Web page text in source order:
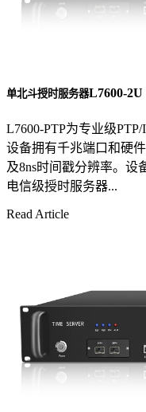
单北斗授时服务器L7600-
L7600-PTP为专业级
设备拥有千兆端口和硬
及8ns时间戳分辨率。设
电信级授时服务器...
Read Article